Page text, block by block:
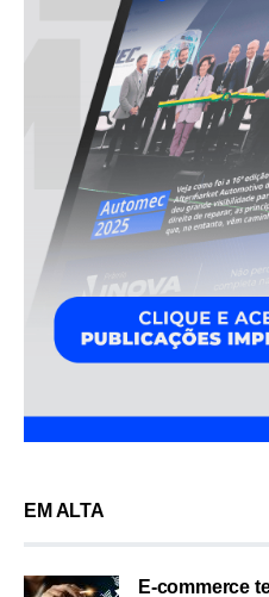
EM ALTA
E-commerce